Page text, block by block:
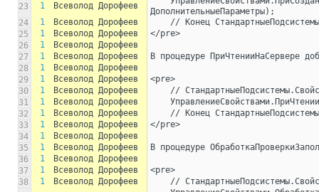
23
1 Всеволод Дорофеев
ДополнительныеПараметры);
24
1 Всеволод Дорофеев
// Конец
25
1 Всеволод Дорофеев
</pre>
26
1
Всеволод Дорофеев
27
1 Всеволод Дорофеев
В процедуре ПриЧтенииНаСервере
28
1
Всеволод Дорофеев
29
1 Всеволод Дорофеев
<pre>
30
1 Всеволод Дорофеев
//
31
1 Всеволод Дорофеев
32
1 Всеволод Дорофеев
// Конец
33
1 Всеволод Дорофеев
</pre>
34
1
Всеволод Дорофеев
35
1 Всеволод Дорофеев
В процедуре
36
1
Всеволод Дорофеев
37
1 Всеволод Дорофеев
<pre>
38
1 Всеволод Дорофеев
//